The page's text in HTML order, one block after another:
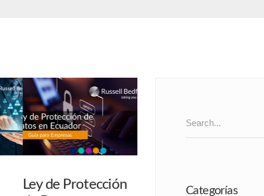
Ley de Protección
for:
Categorías